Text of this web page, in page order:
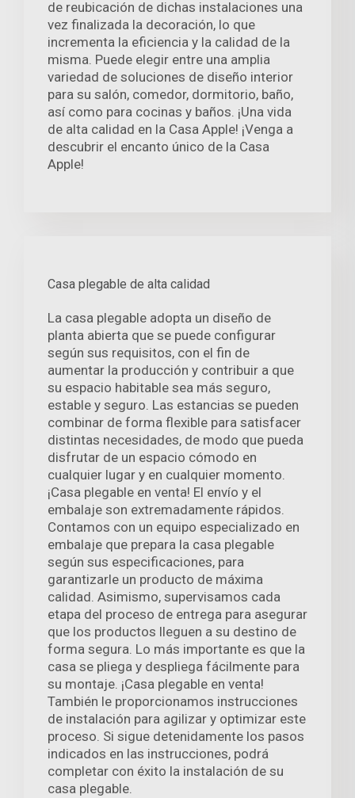
de reubicación de dichas instalaciones una
vez finalizada la decoración, lo que
incrementa la eficiencia y la calidad de la
misma. Puede elegir entre una amplia
variedad de soluciones de diseño interior
para su salón, comedor, dormitorio, baño,
así como para cocinas y baños. ¡Una vida
de alta calidad en la Casa Apple! ¡Venga a
descubrir el encanto único de la Casa
Apple!
Casa plegable de alta calidad
La casa plegable adopta un diseño de
planta abierta que se puede configurar
según sus requisitos, con el fin de
aumentar la producción y contribuir a que
su espacio habitable sea más seguro,
estable y seguro. Las estancias se pueden
combinar de forma flexible para satisfacer
distintas necesidades, de modo que pueda
disfrutar de un espacio cómodo en
cualquier lugar y en cualquier momento.
¡Casa plegable en venta! El envío y el
embalaje son extremadamente rápidos.
Contamos con un equipo especializado en
embalaje que prepara la casa plegable
según sus especificaciones, para
garantizarle un producto de máxima
calidad. Asimismo, supervisamos cada
etapa del proceso de entrega para asegurar
que los productos lleguen a su destino de
forma segura. Lo más importante es que la
casa se pliega y despliega fácilmente para
su montaje. ¡Casa plegable en venta!
También le proporcionamos instrucciones
de instalación para agilizar y optimizar este
proceso. Si sigue detenidamente los pasos
indicados en las instrucciones, podrá
completar con éxito la instalación de su
casa plegable.